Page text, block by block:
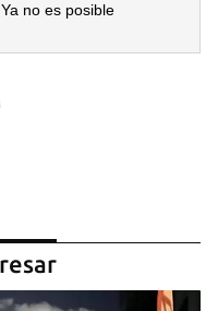
no es posible